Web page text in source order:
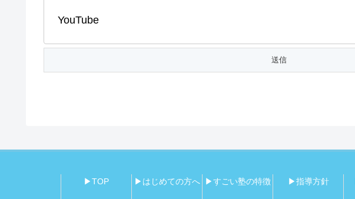
▶TOP ▶はじめての方へ ▶すごい塾の特徴 ▶指導方針